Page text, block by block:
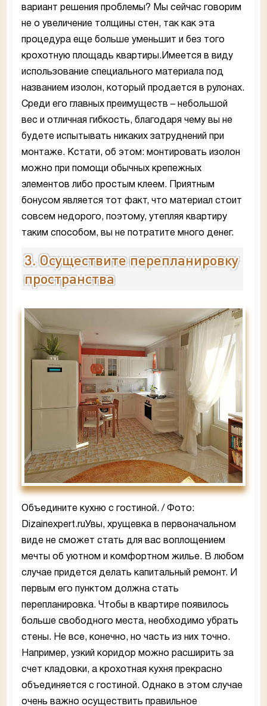
вариант решения проблемы? Мы сейчас говорим
не о увеличение толщины стен, так как эта
процедура еще больше уменьшит и без того
крохотную площадь квартиры.Имеется в виду
использование специального материала под
названием изолон, который продается в рулонах.
Среди его главных преимуществ – небольшой
вес и отличная гибкость, благодаря чему вы не
будете испытывать никаких затруднений при
монтаже. Кстати, об этом: монтировать изолон
можно при помощи обычных крепежных
элементов либо простым клеем. Приятным
бонусом является тот факт, что материал стоит
совсем недорого, поэтому, утепляя квартиру
таким способом, вы не потратите много денег.
3. Осуществите перепланировку
пространства
Объедините кухню с гостиной. / Фото:
Dizainexpert.ruУвы, хрущевка в первоначальном
виде не сможет стать для вас воплощением
мечты об уютном и комфортном жилье. В любом
случае придется делать капитальный ремонт. И
первым его пунктом должна стать
перепланировка. Чтобы в квартире появилось
больше свободного места, необходимо убрать
стены. Не все, конечно, но часть из них точно.
Например, узкий коридор можно расширить за
счет кладовки, а крохотная кухня прекрасно
объединяется с гостиной. Однако в этом случае
очень важно осуществить правильное